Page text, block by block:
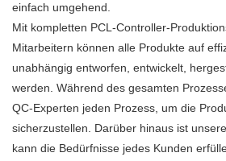
einfach umgehend.
Mit kompletten PCL-Controller-
Mitarbeitern können alle Produkte auf
unabhängig entworfen, entwickelt,
werden. Während des gesamten
QC-Experten jeden Prozess, um die
sicherzustellen. Darüber hinaus ist
kann die Bedürfnisse jedes Kunden